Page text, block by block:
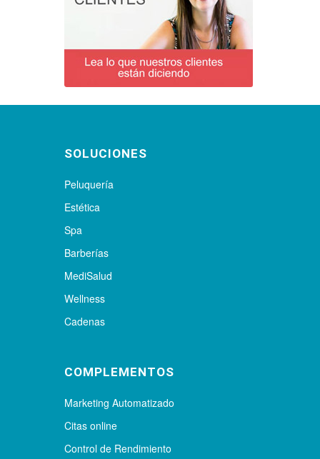
SOLUCIONES
Peluquería
Estética
Spa
Barberías
MediSalud
Wellness
Cadenas
COMPLEMENTOS
Marketing Automatizado
Citas online
Control de Rendimiento